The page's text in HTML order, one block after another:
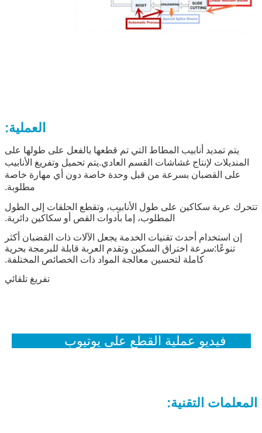
العملية:
يتم تمديد أنابيب المطاط التي تم قطعها بالفعل على طولها على
المنديلات لإنتاج غشاشات القسم العادي.يتم تحميل وتفريغ الأنابيب
على القضبان بسرعة من قبل وحدة خاصة دون أي مهارة خاصة
مطلوبة.
تتحرك عربة سكاكين على طول الأنابيب، وتقطع الحلقات إلى الطول
المطلوب، إما بأدوات القص أو سكاكين دائرية.
إن استخدام أحدث تقنيات الخدمة يجعل الآلات ذات القضبان أكثر
تنوعًا:سرعة اختراق السكين وتقدم العربة قابلة للبرمجة بحرية
كاملة لتحسين معالجة المواد ذات الخصائص المختلفة.
تفريغ تلقائي
فيديو عملية القطع على يوتيوب
المعلمات التقنية: